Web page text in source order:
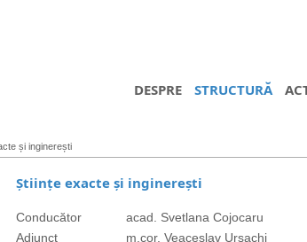
DESPRE STRUCTURĂ
și inginerești
Științe exacte și inginerești
Conducător
acad. Svetlana Cojocaru
Adjunct
m.cor. Veaceslav Ursachi